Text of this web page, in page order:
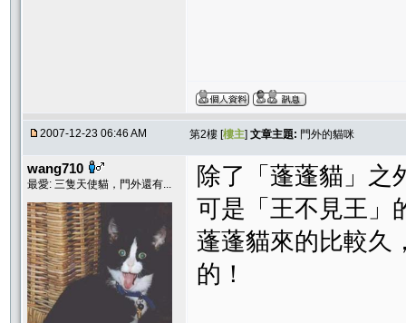
2007-12-23 06:46 AM 第2樓 [樓主] 文章主題: 門外的貓咪
wang710
最愛: 三隻天使貓，門外還有...
除了「蓬蓬貓」之
可是「王不見王」
蓬蓬貓來的比較久
的！